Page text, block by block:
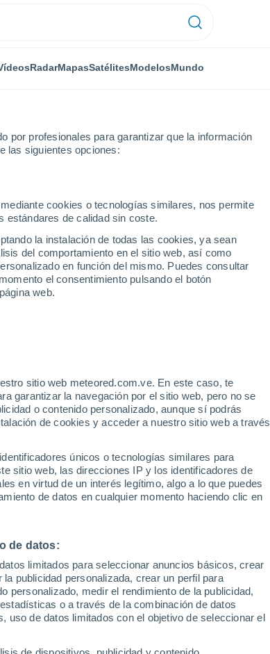
por profesionales para garantizar que la información
las siguientes opciones:
cookies o tecnologías similares, nos permite
estándares de calidad sin coste.
la instalación de todas las cookies, ya sean
del comportamiento en el sitio web, así como
en función del mismo. Puedes consultar
el consentimiento pulsando el botón
web.
sitio web meteored.com.ve. En este caso, te
garantizar la navegación por el sitio web, pero no se
o contenido personalizado, aunque sí podrás
de cookies y acceder a nuestro sitio web a través
únicos o tecnologías similares para
sitio web, las direcciones IP y los identificadores de
en virtud de un interés legítimo, algo a lo que puedes
de datos en cualquier momento haciendo clic en
de datos:
limitados para seleccionar anuncios básicos, crear
publicidad personalizada, crear un perfil para
personalizado, medir el rendimiento de la publicidad,
o a través de la combinación de datos
uso de datos limitados con el objetivo de seleccionar el
RadarMapasSatélitesModelosMundo
a 14 días
28°
24°
Lleida
37°
22°
33°
25°
Palma de
Mallorca
31°
25°
Barcelona
Girona
30°
25°
Tarragona
32°
31°
25°
Valencia
21°
Zaragoza